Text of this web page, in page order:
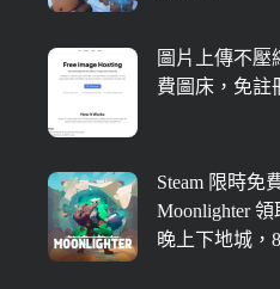
圖片上傳不壓
費圖床，免註
Steam 限時免
Moonlighter
晚上下地城，